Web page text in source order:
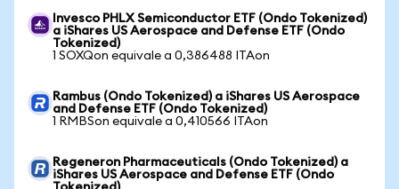
Invesco PHLX Semiconductor ETF (Ondo Tokenized)
a iShares US Aerospace and Defense ETF (Ondo
Tokenized)
1 SOXQon equivale a 0,386488 ITAon
Rambus (Ondo Tokenized) a iShares US Aerospace
and Defense ETF (Ondo Tokenized)
1 RMBSon equivale a 0,410566 ITAon
Regeneron Pharmaceuticals (Ondo Tokenized) a
iShares US Aerospace and Defense ETF (Ondo